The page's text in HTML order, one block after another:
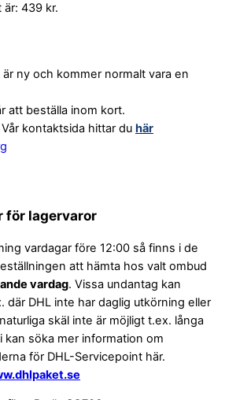
är: 439 kr.
är ny och kommer normalt vara en
att beställa inom kort.
Vår kontaktsida hittar du här
för lagervaror
vardagar före 12:00 så finns i de
att hämta hos valt ombud
vardag. Vissa undantag kan
där DHL inte har daglig utkörning eller
skäl inte är möjligt t.ex. långa
kan söka mer information om
för DHL-Servicepoint här.